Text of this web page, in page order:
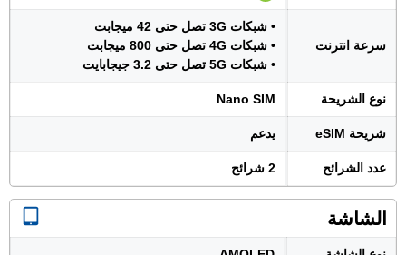
سرعة انترنت
• شبكات 3G تصل حتى 42 ميجابت
• شبكات 4G تصل حتى 800 ميجابت
• شبكات 5G تصل حتى 3.2 جيجابايت
نوع الشريحة Nano SIM
شريحة eSIM يدعم
عدد الشرائح 2 شرائح
الشاشة